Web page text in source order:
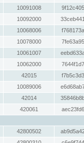
10091008
10092000
10068006
10078000
10061007
10062000
42015
10089006
42014
420061
42800502